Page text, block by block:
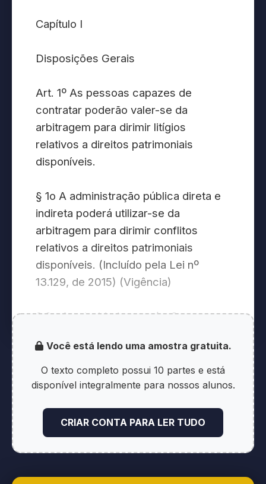
Capítulo I
Disposições Gerais
Art. 1º As pessoas capazes de
contratar poderão valer-se da
arbitragem para dirimir litígios
relativos a direitos patrimoniais
disponíveis.
§ 1o A administração pública direta e
indireta poderá utilizar-se da
arbitragem para dirimir conflitos
relativos a direitos patrimoniais
disponíveis. (Incluído pela Lei nº
13.129, de 2015) (Vigência)
§ 2o A autoridade ou o órgão
direta para a celebração de
convenção de arbitragem é a mesma
para a realização de acordos ou
13.129, de 2015) (Vigência)
Art. 2º A arbitragem poderá ser de
Você está lendo uma amostra gratuita.
O texto completo possui 10 partes e está
disponível integralmente para nossos alunos.
CRIAR CONTA PARA LER TUDO